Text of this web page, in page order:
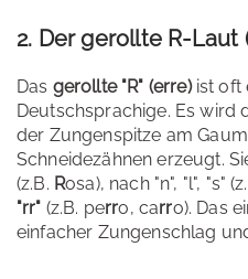
2. Der gerollte R-Laut
Das gerollte "R" (erre)ist oft
Deutschsprachige. Es wird
der Zungenspitze am
Schneidezähnen erzeugt.
(z.B. Rosa), nach "n", "l", "s"
"rr" (z.B. perro, carro). Das
einfacher Zungenschlag